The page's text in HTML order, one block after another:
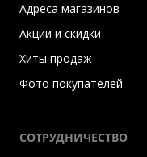
Адреса магазинов
Акции и скидки
Хиты продаж
Фото покупателей
СОТРУДНИЧЕСТВО